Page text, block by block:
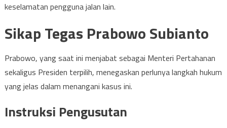
keselamatan pengguna jalan lain.
Sikap Tegas Prabowo Subianto
Prabowo, yang saat ini menjabat sebagai Menteri Pertahanan
sekaligus Presiden terpilih, menegaskan perlunya langkah hukum
yang jelas dalam menangani kasus ini.
Instruksi Pengusutan